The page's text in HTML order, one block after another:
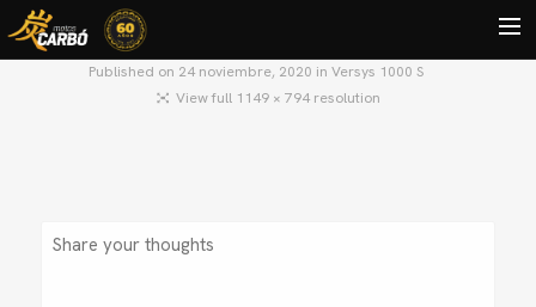
BLOG
Published on 24 noviembre, 2020 in Versys 1000 S
View full 1149 × 794 resolution